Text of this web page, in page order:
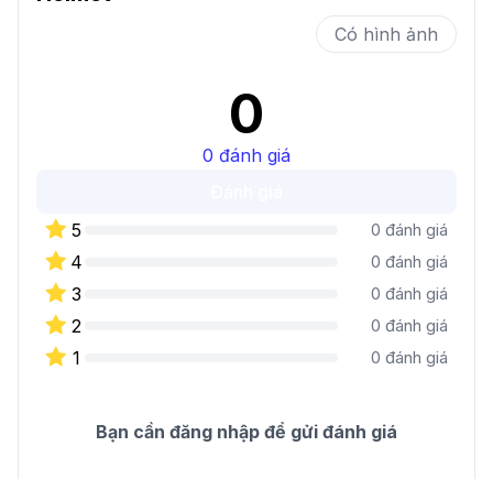
Có hình ảnh
0
0 đánh giá
5
0 đánh giá
4 0 đánh giá
3 0 đánh giá
2 0 đánh giá
1 0 đánh giá
Bạn cần đăng nhập để gửi đánh giá